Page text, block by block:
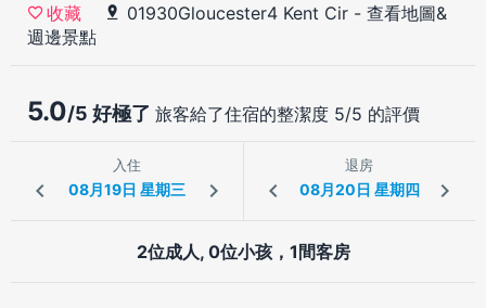
收藏 01930Gloucester4 Kent Cir - 查看地圖&
週邊景點
5.0/5 好極了 旅客給了住宿的整潔度 5/5 的評價
入住 退房
2位成人, 0位小孩，1間客房